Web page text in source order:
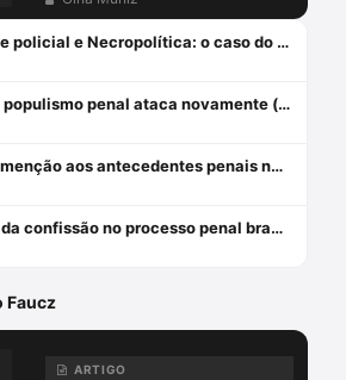
Ep. 025 Letalidade policial e Necropolítica: o caso do Guarujá
Lei 14.843/2024: populismo penal ataca novamente (parte 1)
O debate sobre a menção aos antecedentes penais no júri
Novos contornos da confissão no processo penal brasileiro com Gina Muniz
Faucz
ARTIGO